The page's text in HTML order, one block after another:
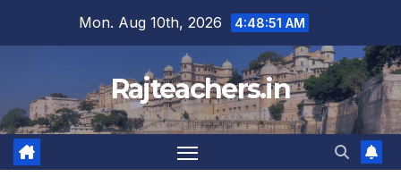
Mon. Aug 10th, 2026 4:48:51 AM
Rajteachers.in